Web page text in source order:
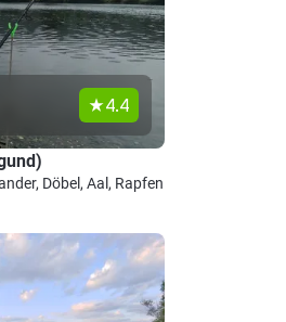
4.4
Döbel, Aal, Rapfen